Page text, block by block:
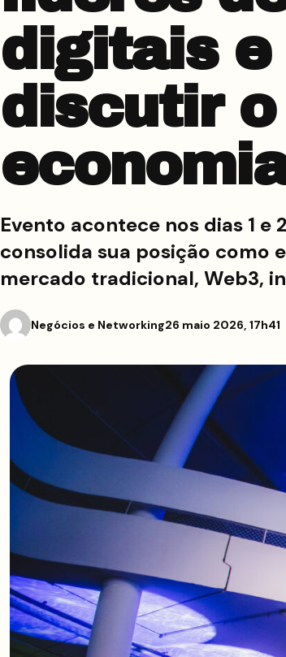
digitais
discutir
Evento acontece nos dias 1 e
consolida sua posição como
mercado tradicional, Web3,
Negócios e Networking26 maio 2026, 17h41